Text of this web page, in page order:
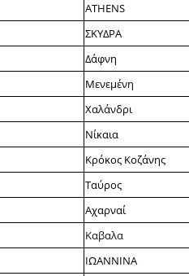
ATHENS
ΣΚΥΔΡΑ
Δάφνη
Μενεμένη
Χαλάνδρι
Νίκαια
Κρόκος Κοζάνης
Ταύρος
Αχαρναί
Καβαλα
ΙΩΑΝΝΙΝΑ